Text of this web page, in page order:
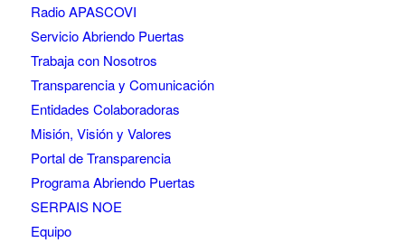
Radio APASCOVI
Servicio Abriendo Puertas
Trabaja con Nosotros
Transparencia y Comunicación
Entidades Colaboradoras
Misión, Visión y Valores
Portal de Transparencia
Programa Abriendo Puertas
SERPAIS NOE
Equipo